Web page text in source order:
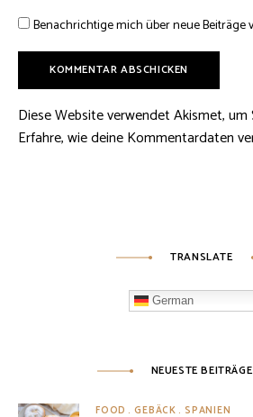
Benachrichtige mich über neue Beiträge
Diese Website verwendet Akismet, um
Erfahre, wie deine Kommentardaten
TRANSLATE
German
NEUESTE BEITRÄGE
FOOD GEBÄCK SPANIEN